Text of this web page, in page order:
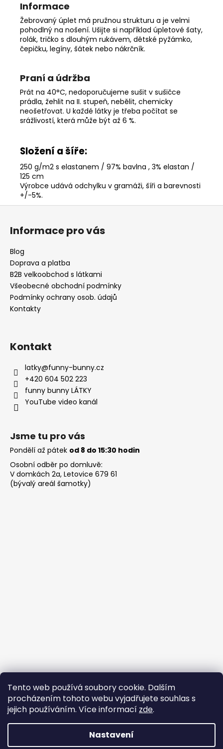
Tento web používá soubory cookie. Dalším
procházením tohoto webu vyjadřujete souhlas s
jejich používáním. Více informací zde.
Nastavení
Informace
Žebrovaný úplet má pružnou strukturu a je velmi
pohodlný na nošení. Ušijte si například úpletové šaty,
rolák, tričko s dlouhým rukávem, dětské pyžámko,
čepičku, legíny, šátek nebo nákrčník.
Praní a údržba
Prát na 40°C, nedoporučujeme sušit v sušičce
prádla, žehlit na II. stupeň, nebělit, chemicky
neošetřovat. U každé látky je třeba počítat se
srážlivostí, která může být až 6 %.
Složení a šíře:
250 g/m2 s elastanem / 97% bavlna , 3% elastan /
125 cm
Výrobce udává odchylku v gramáži, šíři a barevnosti
+/-5%.
Z
Informace pro vás
Blog
Doprava a platba
B2B velkoobchod s látkami
Všeobecné obchodní podmínky
Podmínky ochrany osob. údajů
Kontakty
Kontakt
latky@funny-bunny.cz
+420 604 502 223
funny bunny LÁTKY
YouTube video kanál
Jsme tu pro vás
Pondělí až pátek od 8 do 15:30 hodin
Osobní odběr po domluvě:
V domkách 2a, Letovice 679 61
(bývalý areál šamotky)
Buďte členem FB skupiny